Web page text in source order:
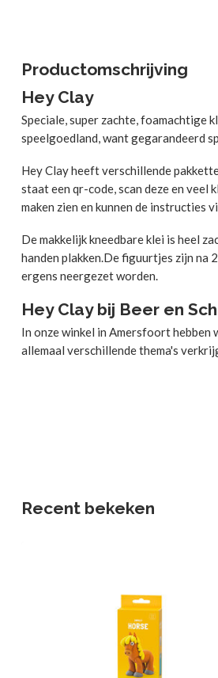
Productomschrijving
Hey Clay
Speciale, super zachte, foamachtige
speelgoedland, want gegarandeerd
Hey Clay heeft verschillende
staat een qr-code, scan deze en
maken zien en kunnen de instructies
De makkelijk kneedbare klei is heel
handen plakken.De figuurtjes zijn na
ergens neergezet worden.
Hey Clay bij Beer en
In onze winkel in Amersfoort hebben
allemaal verschillende thema's
Recent bekeken